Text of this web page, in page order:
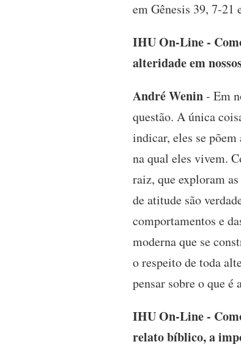
em Gênesis 39, 7-21
IHU On-Line -
alteridade em
André Wenin- Em
questão. A única
indicar, eles se põem
na qual eles vivem.
raiz, que exploram
de atitude são
comportamentos e
moderna que se
o respeito de toda
pensar sobre o que é
IHU On-Line -
relato bíblico, a